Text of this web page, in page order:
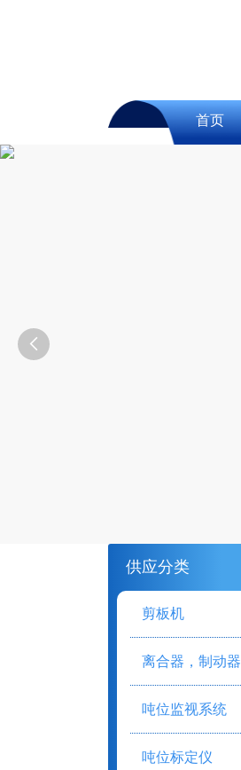
首页

供应分类
剪板机
离合器，制动器
吨位监视系统
吨位标定仪